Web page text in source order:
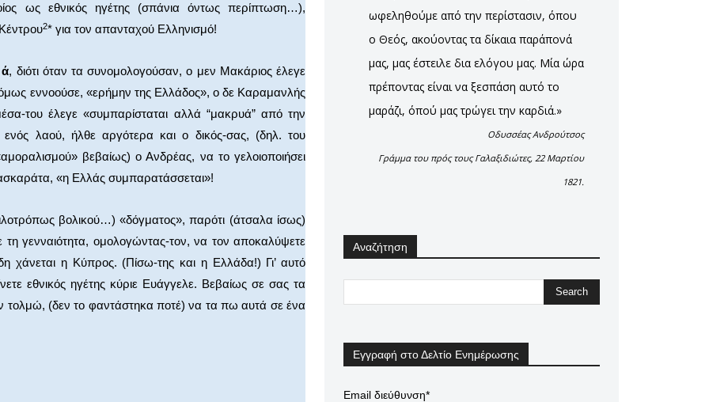
ως εθνικός ηγέτης (σπάνια όντως περίπτωση…),
2* για τον απανταχού Ελληνισμό!
, διότι όταν τα συνομολογούσαν, ο μεν Μακάριος έλεγε
εννοούσε, «ερήμην της Ελλάδος», ο δε Καραμανλής
του έλεγε «συμπαρίσταται αλλά “μακρυά” από την
λαού, ήλθε αργότερα και ο δικός-σας, (δηλ. του
βεβαίως) ο Ανδρέας, να το γελοιοποιήσει
«η Ελλάς συμπαρατάσσεται»!
βολικού…) «δόγματος», παρότι (άτσαλα ίσως)
γενναιότητα, ομολογώντας-τον, να τον αποκαλύψετε
χάνεται η Κύπρος. (Πίσω-της και η Ελλάδα!) Γι’ αυτό
εθνικός ηγέτης κύριε Ευάγγελε. Βεβαίως σε σας τα
τολμώ, (δεν το φαντάστηκα ποτέ) να τα πω αυτά σε ένα
ωφεληθούμε από την περίστασιν, όπου
ο Θεός, ακούοντας τα δίκαια παράπονά
μας, μας έστειλε δια ελόγου μας. Μία ώρα
πρέποντας είναι να ξεσπάση αυτό το
μαράζι, όπού μας τρώγει την καρδιά.»
Οδυσσέας Ανδρούτσος
Γράμμα του πρός τους Γαλαξιδιώτες, 22 Μαρτίου
1821.
Αναζήτηση
Εγγραφή στο Δελτίο Ενημέρωσης
Email διεύθυνση*